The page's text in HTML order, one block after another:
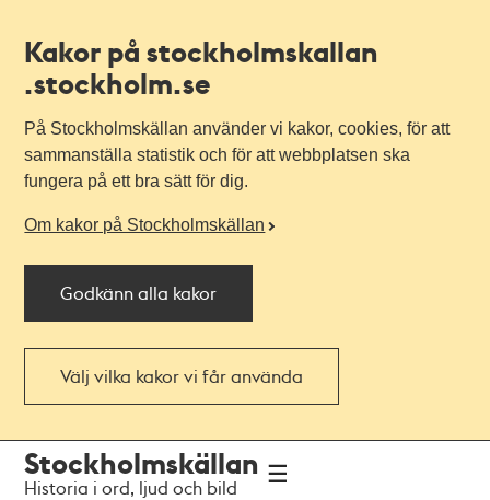
Kakor på stockholmskallan
.stockholm.se
På Stockholmskällan använder vi kakor, cookies, för att
sammanställa statistik och för att webbplatsen ska
fungera på ett bra sätt för dig.
Om kakor på Stockholmskällan
Godkänn alla kakor
Välj vilka kakor vi får använda
navigationen
huvudinnehållet
Stockholmskällan
Historia i ord, ljud och bild